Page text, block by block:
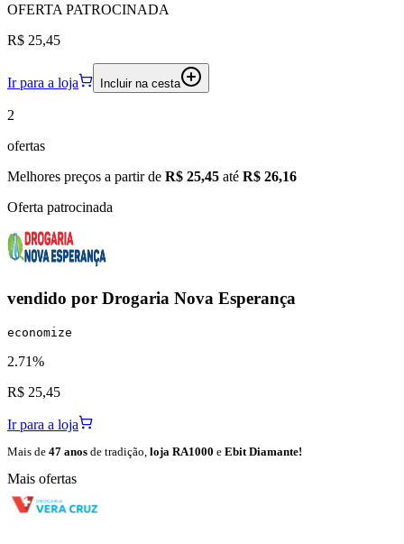
OFERTA PATROCINADA
R$ 25,45
Ir para a loja Incluir na cesta
2
ofertas
Melhores preços a partir de R$ 25,45 até R$ 26,16
Oferta patrocinada
vendido por Drogaria Nova Esperança
economize
2.71%
R$ 25,45
Ir para a loja
Mais de 47 anos de tradição, loja RA1000 e Ebit Diamante!
Mais ofertas